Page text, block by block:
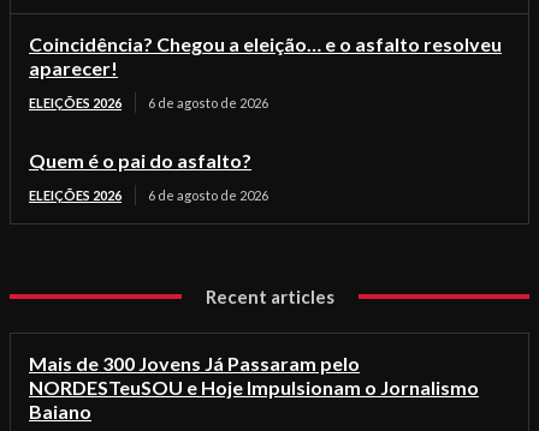
Coincidência? Chegou a eleição… e o asfalto resolveu
aparecer!
ELEIÇÕES 2026 6 de agosto de 2026
Quem é o pai do asfalto?
ELEIÇÕES 2026 6 de agosto de 2026
Recent articles
Mais de 300 Jovens Já Passaram pelo
NORDESTeuSOU e Hoje Impulsionam o Jornalismo
Baiano